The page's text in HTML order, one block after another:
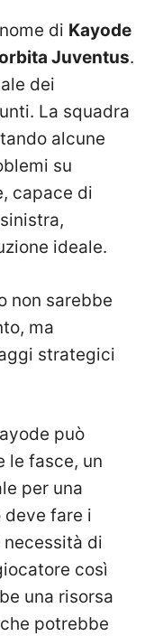
di Kayode
Juventus.
dei
La squadra
alcune
su
capace di
ideale.
non sarebbe
ma
strategici
può
le fasce, un
per una
deve fare i
di
così
una risorsa
potrebbe